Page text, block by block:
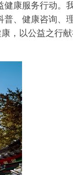
健康服务行动。
普、健康咨询、
，以公益之行